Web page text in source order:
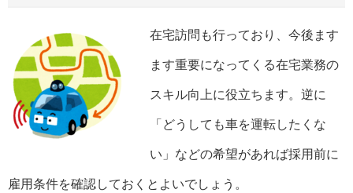
在宅訪問も行っており、今後ます
ます重要になってくる在宅業務の
スキル向上に役立ちます。逆に
「どうしても車を運転したくな
い」などの希望があれば採用前に
雇用条件を確認しておくとよいでしょう。